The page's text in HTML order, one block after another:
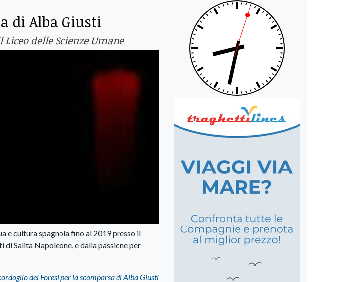
di Alba Giusti
delle Scienze Umane
e cultura spagnola fino al 2019 presso il
di Salita Napoleone, e dalla passione per
del Foresi per la scomparsa di Alba Giusti